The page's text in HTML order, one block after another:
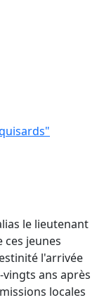
le lieutenant
ces jeunes
l'arrivée
ans après
locales